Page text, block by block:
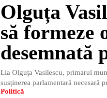
Olguța
să formeze
desemnată
Lia Olguța Vasilescu, primarul
susținerea parlamentară necesară
Politică